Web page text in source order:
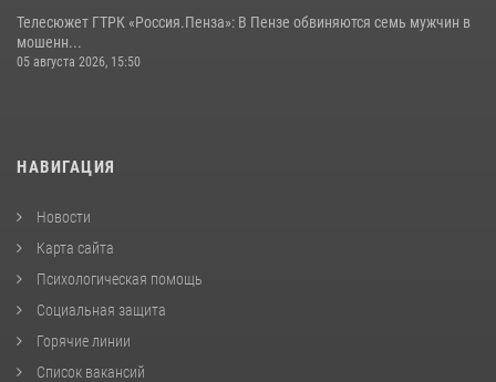
Телесюжет ГТРК «Россия.Пенза»: В Пензе обвиняются семь мужчин в
мошенн...
05 августа 2026, 15:50
НАВИГАЦИЯ
Новости
Карта сайта
Психологическая помощь
Социальная защита
Горячие линии
Список вакансий